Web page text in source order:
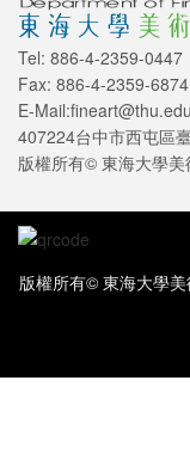
Tel: 886-4-2359-0447
Fax: 886-4-2359-6874
E-
407224台中市西屯區
版權所有© 東海大學美
版權所有© 東海大學